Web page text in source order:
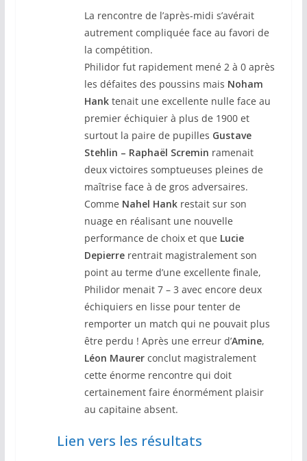
La rencontre de l’après-midi s’avérait
autrement compliquée face au favori de
la compétition.
Philidor fut rapidement mené 2 à 0 après
les défaites des poussins mais Noham
Hanktenait une excellente nulle face au
premier échiquier à plus de 1900 et
surtout la paire de pupilles Gustave
Stehlin – Raphaël Scremin ramenait
deux victoires somptueuses pleines de
maîtrise face à de gros adversaires.
Comme Nahel Hankrestait sur son
nuage en réalisant une nouvelle
performance de choix et que Lucie
Depierrerentrait magistralement son
point au terme d’une excellente finale,
Philidor menait 7 – 3 avec encore deux
échiquiers en lisse pour tenter de
remporter un match qui ne pouvait plus
être perdu ! Après une erreur d’Amine,
Léon Maurerconclut magistralement
cette énorme rencontre qui doit
certainement faire énormément plaisir
au capitaine absent.
Lien vers les résultats